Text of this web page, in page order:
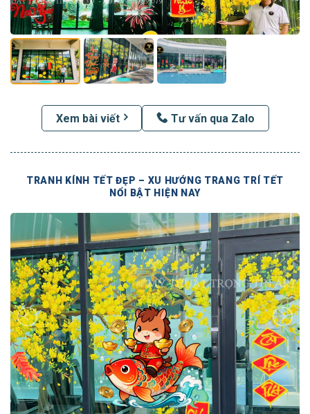
Xem bài viết Tư vấn qua Zalo
TRANH KÍNH TẾT ĐẸP – XU HƯỚNG TRANG TRÍ TẾT
NỔI BẬT HIỆN NAY